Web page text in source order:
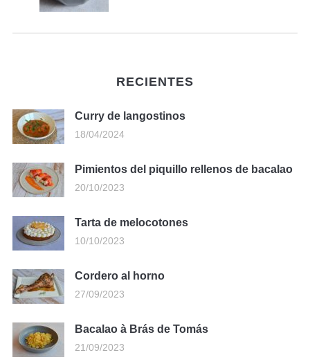
RECIENTES
Curry de langostinos
18/04/2024
Pimientos del piquillo rellenos de bacalao
20/10/2023
Tarta de melocotones
10/10/2023
Cordero al horno
27/09/2023
Bacalao à Brás de Tomás
21/09/2023